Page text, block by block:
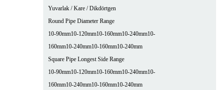
Yuvarlak / Kare / Dikdörtgen
Round Pipe Diameter Range
10-90mm10-120mm10-160mm10-240mm10-
160mm10-240mm10-160mm10-240mm
Square Pipe Longest Side Range
10-90mm10-120mm10-160mm10-240mm10-
160mm10-240mm10-160mm10-240mm